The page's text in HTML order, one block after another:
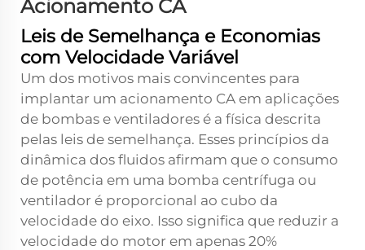
Acionamento CA
Leis de Semelhança e Economias
com Velocidade Variável
Um dos motivos mais convincentes para
implantar um acionamento CA em aplicações
de bombas e ventiladores é a física descrita
pelas leis de semelhança. Esses princípios da
dinâmica dos fluidos afirmam que o consumo
de potência em uma bomba centrífuga ou
ventilador é proporcional ao cubo da
velocidade do eixo. Isso significa que reduzir a
velocidade do motor em apenas 20%